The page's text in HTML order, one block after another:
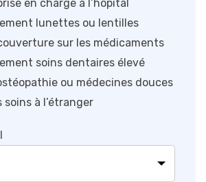
en charge à l’hôpital
lunettes ou lentilles
sur les médicaments
soins dentaires élevé
ou médecines douces
soins à l’étranger